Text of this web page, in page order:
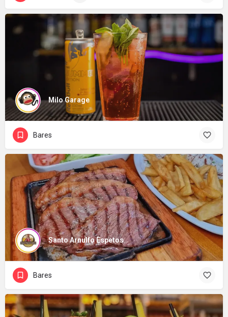
Milo Garage
Bares
Santo Arnulfo Espetos
Bares